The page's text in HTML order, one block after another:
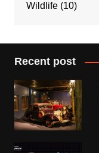
Wildlife(10)
Recent post